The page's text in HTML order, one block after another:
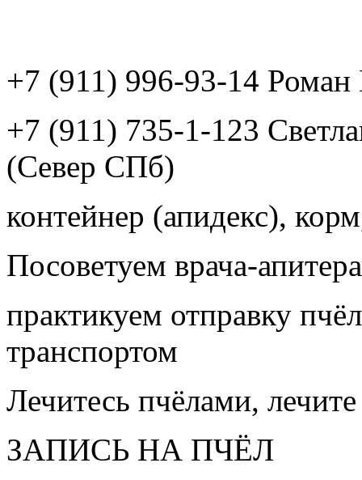
+7 (911) 996-93-14
+7 (911) 735-1-123
(Север СПб)
контейнер (апидекс),
Посоветуем врача-
практикуем отправку
транспортом
Лечитесь пчёлами,
ЗАПИСЬ НА ПЧЁЛ